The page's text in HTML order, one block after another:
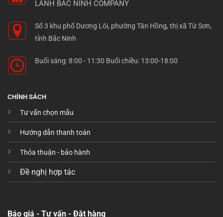
LANH BAC NINH COMPANY
Số 3 khu phố Dương Lôi, phường Tân Hồng, thị xã Từ Sơn,
tỉnh Bắc Ninh
Buổi sáng: 8:00 - 11:30 Buổi chiều: 13:00-18:00
CHÍNH SÁCH
Tư vấn chọn mẫu
Hướng dẫn thanh toán
Thỏa thuận - bảo hành
Đề nghị hợp tác
Báo giá - Tư vấn - Đặt hàng